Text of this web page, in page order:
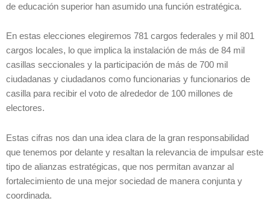
de educación superior han asumido una función estratégica.
En estas elecciones elegiremos 781 cargos federales y mil 801
cargos locales, lo que implica la instalación de más de 84 mil
casillas seccionales y la participación de más de 700 mil
ciudadanas y ciudadanos como funcionarias y funcionarios de
casilla para recibir el voto de alrededor de 100 millones de
electores.
Estas cifras nos dan una idea clara de la gran responsabilidad
que tenemos por delante y resaltan la relevancia de impulsar este
tipo de alianzas estratégicas, que nos permitan avanzar al
fortalecimiento de una mejor sociedad de manera conjunta y
coordinada.